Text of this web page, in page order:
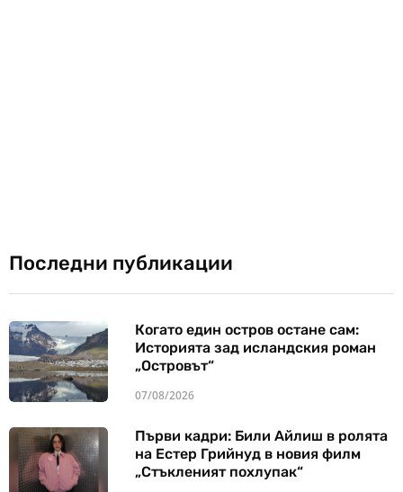
Последни публикации
Когато един остров остане сам:
Историята зад исландския роман
„Островът“
07/08/2026
Първи кадри: Били Айлиш в ролята
на Естер Грийнуд в новия филм
„Стъкленият похлупак“